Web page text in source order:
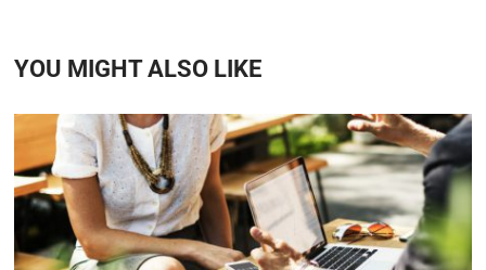
YOU MIGHT ALSO LIKE